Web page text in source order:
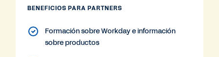
BENEFICIOS PARA PARTNERS
Formación sobre Workday e información
sobre productos